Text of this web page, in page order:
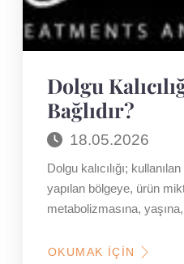
Dolgu
Bağlıdır?
18.05.2026
Dolgu kalıcılığı;
yapılan bölgeye, ürün
metabolizmasına,
OKUMAK İÇIN
HAKKINDA